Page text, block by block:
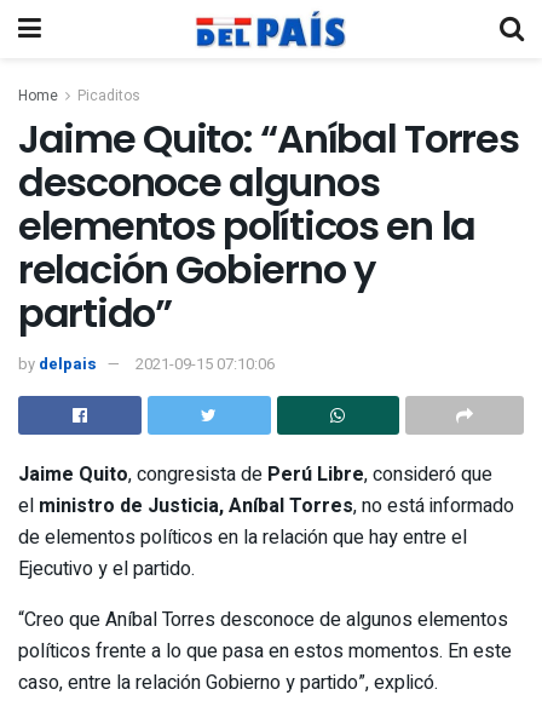
Home Picaditos
Jaime Quito: “Aníbal Torres
desconoce algunos
elementos políticos en la
relación Gobierno y
partido”
by delpais 2021-09-15 07:10:06
Jaime Quito, congresista de Perú Libre, consideró que
el ministro de Justicia, Aníbal Torres, no está informado
de elementos políticos en la relación que hay entre el
Ejecutivo y el partido.
“Creo que Aníbal Torres desconoce de algunos elementos
políticos frente a lo que pasa en estos momentos. En este
caso, entre la relación Gobierno y partido”, explicó.